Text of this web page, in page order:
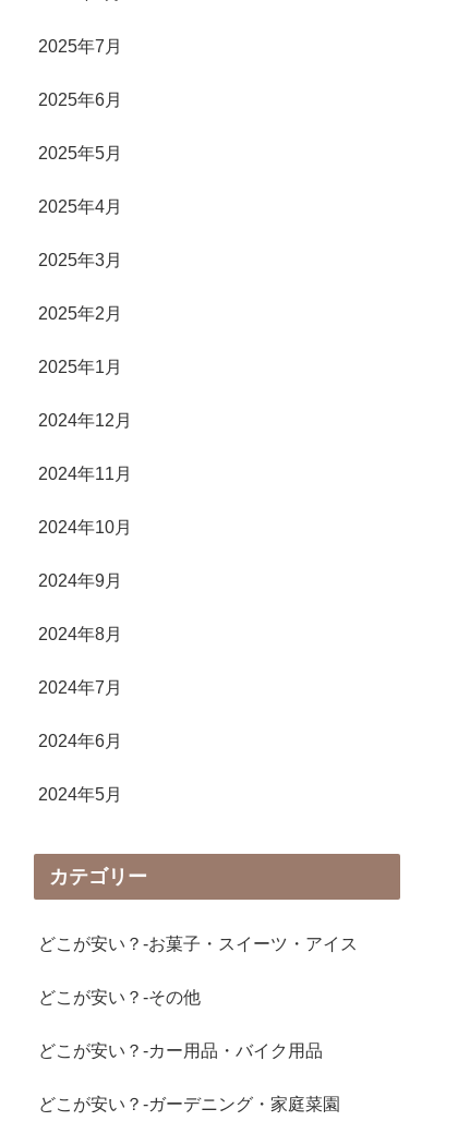
2025年7月
2025年6月
2025年5月
2025年4月
2025年3月
2025年2月
2025年1月
2024年12月
2024年11月
2024年10月
2024年9月
2024年8月
2024年7月
2024年6月
2024年5月
カテゴリー
どこが安い？-お菓子・スイーツ・アイス
どこが安い？-その他
どこが安い？-カー用品・バイク用品
どこが安い？-ガーデニング・家庭菜園